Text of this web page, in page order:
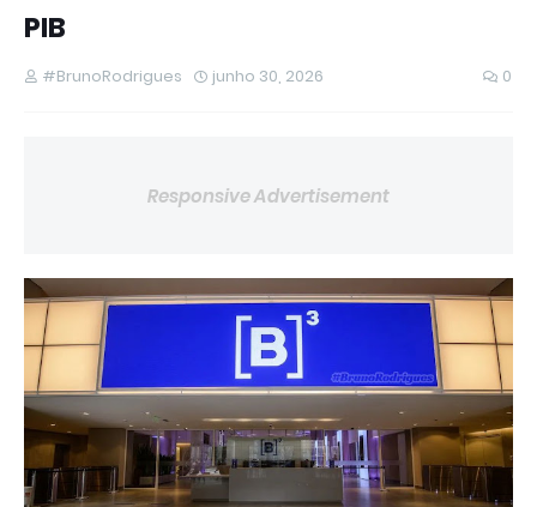
PIB
#BrunoRodrigues junho 30, 2026 0
Responsive Advertisement